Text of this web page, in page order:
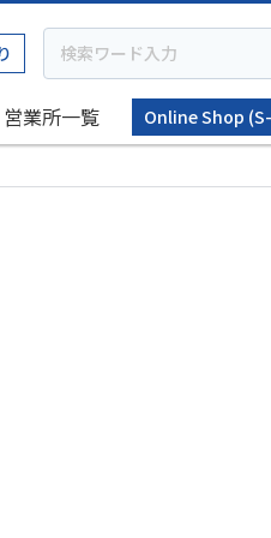
営業所一覧
Online Shop